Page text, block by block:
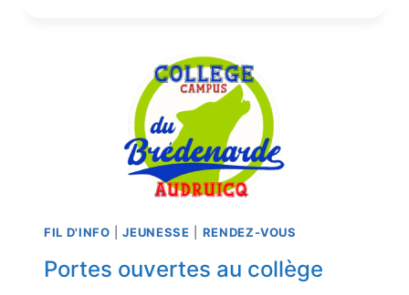
FIL D'INFO |JEUNESSE RENDEZ-VOUS
Portes ouvertes au collège